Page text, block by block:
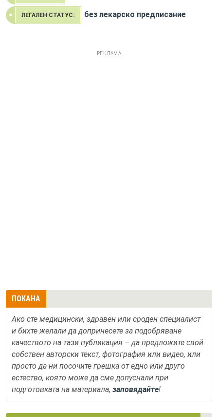
ЛЕГАЛЕН СТАТУС: без лекарско предписание
РЕКЛАМА
ПОКАНА
Ако сте медицински, здравен или сроден специалист
и бихте желали да допринесете за подобряване
качеството на тази публикация – да предложите свой
собствен авторски текст, фотография или видео, или
просто да ни посочите грешка от едно или друго
естество, която може да сме допуснали при
подготовката на материала, заповядайте!